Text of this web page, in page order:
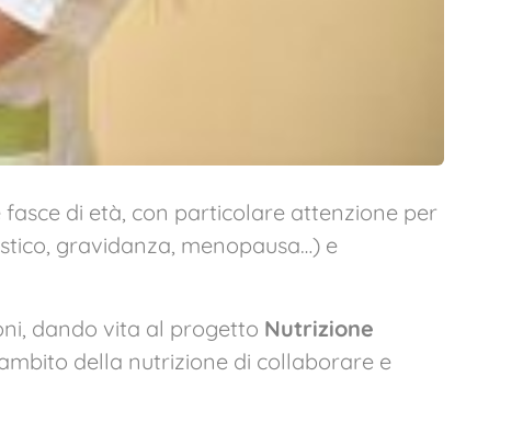
di età, con particolare attenzione per
gravidanza, menopausa…) e
dando vita al progetto Nutrizione
della nutrizione di collaborare e